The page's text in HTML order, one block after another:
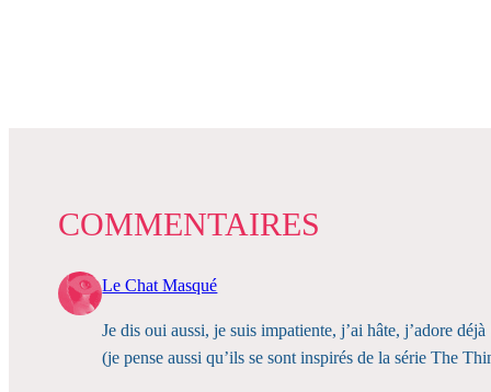
COMMENTAIRES
Le Chat Masqué
Je dis oui aussi, je suis impatiente, j’ai hâte, j’adore déjà
(je pense aussi qu’ils se sont inspirés de la série The